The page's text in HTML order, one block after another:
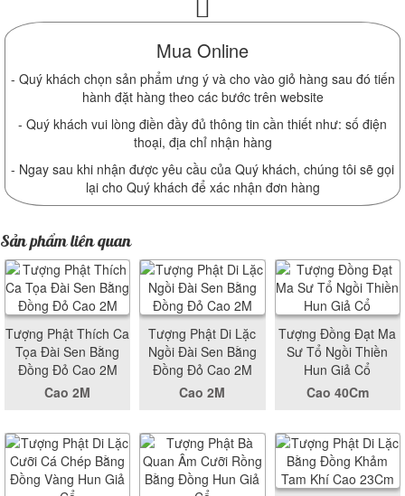
Mua Online
- Quý khách chọn sản phẩm ưng ý và cho vào giỏ hàng sau đó tiến
hành đặt hàng theo các bước trên website
- Quý khách vui lòng điền đầy đủ thông tin cần thiết như: số điện
thoại, địa chỉ nhận hàng
- Ngay sau khi nhận được yêu cầu của Quý khách, chúng tôi sẽ gọi
lại cho Quý khách để xác nhận đơn hàng
Sản phẩm liên quan
Tượng Phật Thích Ca
Tọa Đài Sen Bằng
Đồng Đỏ Cao 2M
Cao 2M
Tượng Phật Di Lặc
Ngồi Đài Sen Bằng
Đồng Đỏ Cao 2M
Cao 2M
Tượng Đồng Đạt Ma
Sư Tổ Ngồi Thiền
Hun Giả Cổ
Cao 40Cm